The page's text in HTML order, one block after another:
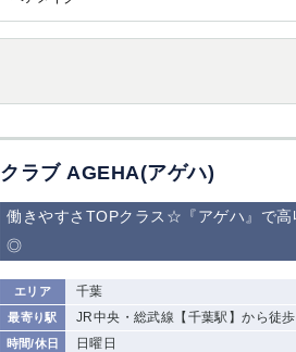
クラブ AGEHA(アゲハ)
働きやすさTOPクラス☆『アゲハ』で高
◎
エリア 千葉
最寄り駅 JR中央・総武線【千葉駅】から徒
時間/休日 日曜日